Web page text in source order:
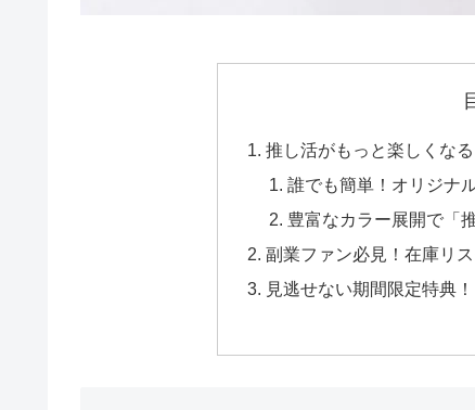
推し活がもっと楽しくな
誰でも簡単！オリジナ
豊富なカラー展開で「
副業ファン必見！在庫リ
見逃せない期間限定特典！